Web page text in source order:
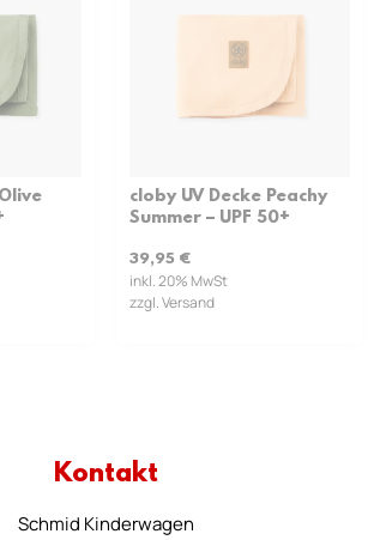
cloby UV Decke Peachy
Summer – UPF 50+
39,95 €
inkl. 20% MwSt
zzgl. Versand
Kontakt
Schmid Kinderwagen